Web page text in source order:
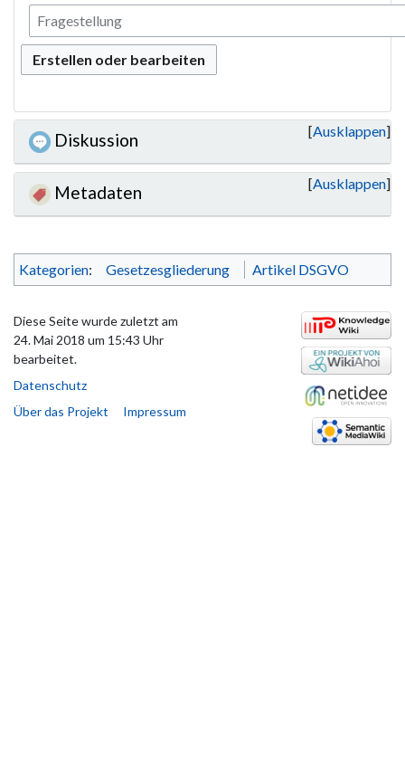
Erstellen oder bearbeiten
Ausklappen
Diskussion
Ausklappen
Metadaten
Kategorien: Gesetzesgliederung Artikel DSGVO
Diese Seite wurde zuletzt am
24. Mai 2018 um 15:43 Uhr
bearbeitet.
Datenschutz
Über das Projekt
Impressum